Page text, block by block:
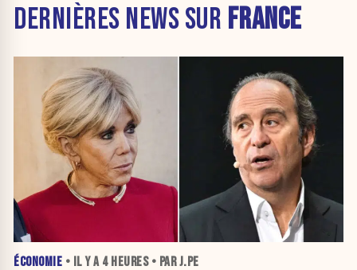
DERNIÈRES NEWS SUR FRANCE
ÉCONOMIE • IL Y A 4 HEURES• PAR J.PE